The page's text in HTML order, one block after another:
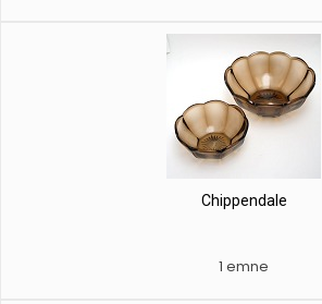
Chippendale
1 emne